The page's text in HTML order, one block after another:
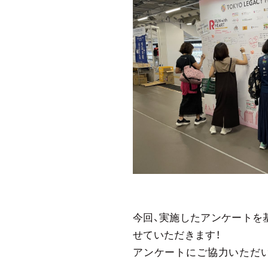
今回、実施したアンケート
せていただきます！
アンケートにご協力いただ